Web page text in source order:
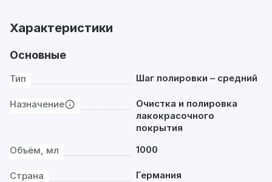
Характеристики
Основные
Тип Шаг полировки – средний
Назначение
Очистка и полировка
лакокрасочного
покрытия
Объём, мл
1000
Страна Германия